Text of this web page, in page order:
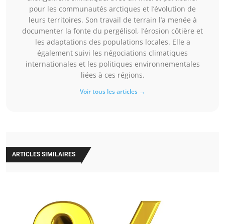
pour les communautés arctiques et l’évolution de
leurs territoires. Son travail de terrain l’a menée à
documenter la fonte du pergélisol, l’érosion côtière et
les adaptations des populations locales. Elle a
également suivi les négociations climatiques
internationales et les politiques environnementales
liées à ces régions.
Voir tous les articles →
ARTICLES SIMILAIRES